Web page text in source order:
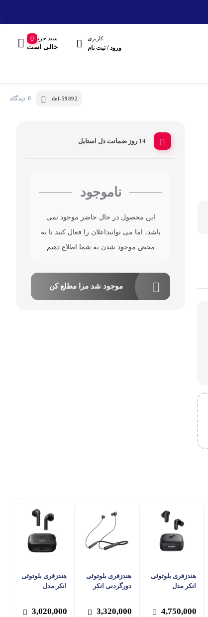
کاربری
ورود / ثبت نام
سبد خرید
خالی است
0
del-59892 0 دیدگاه
14 روز ضمانت دل استایل
ناموجود
این محصول در حال حاضر موجود نمی
باشد، اما می توانیداعلان را فعال کنید تا به
محض موجود شدن به شما اطلاع دهیم
موجود شد مرا مطلع کن
هندزفری بلوتوثی
انکر مدل
4,750,000
هندزفری بلوتوثی
دورگردنی انکر
3,320,000
هندزفری بلوتوثی
انکر مدل
3,020,000